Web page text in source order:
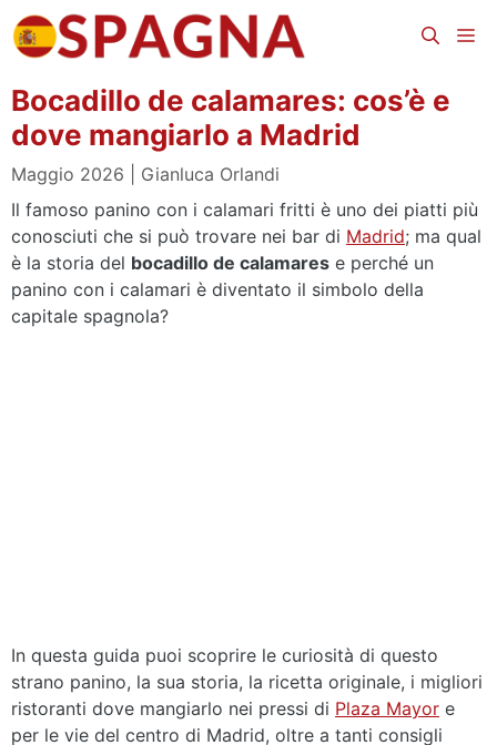
Vai
contenuto
Bocadillo de calamares: cos’è e
dove mangiarlo a Madrid
Maggio 2026
Gianluca Orlandi
Il famoso panino con i calamari fritti è uno dei piatti più
conosciuti che si può trovare nei bar di Madrid; ma qual
è la storia del bocadillo de calamares e perché un
panino con i calamari è diventato il simbolo della
capitale spagnola?
In questa guida puoi scoprire le curiosità di questo
strano panino, la sua storia, la ricetta originale, i migliori
ristoranti dove mangiarlo nei pressi di Plaza Mayor e
per le vie del centro di Madrid, oltre a tanti consigli